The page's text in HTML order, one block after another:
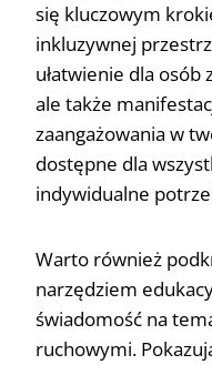
się kluczowym
inkluzywnej
ułatwienie dla osób
ale także
zaangażowania w
dostępne dla
indywidualne
Warto również
narzędziem
świadomość na
ruchowymi.